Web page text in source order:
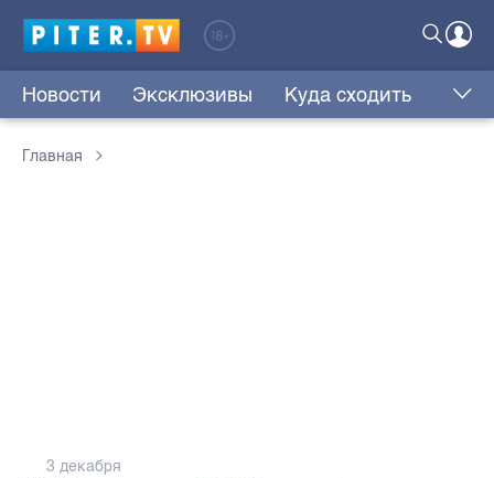
Новости Эксклюзивы Куда сходить
Главная
3 декабря